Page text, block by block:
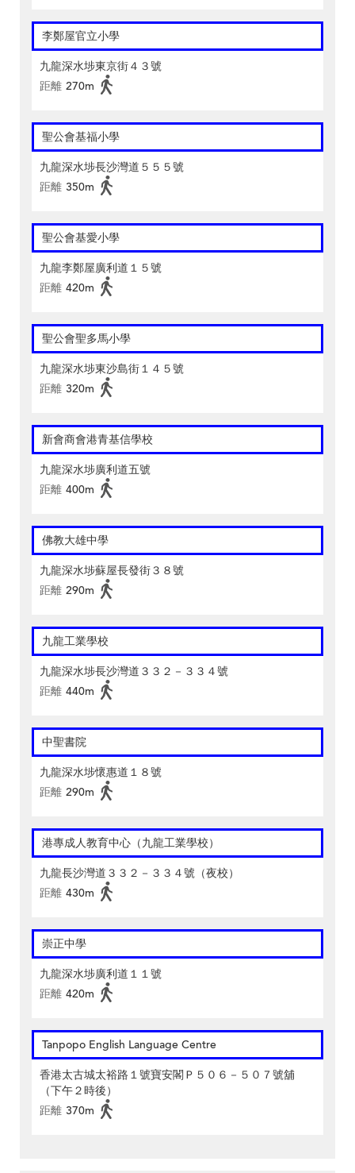
李鄭屋官立小學
九龍深水埗東京街４３號
距離 270m
聖公會基福小學
九龍深水埗長沙灣道５５５號
距離 350m
聖公會基愛小學
九龍李鄭屋廣利道１５號
距離 420m
聖公會聖多馬小學
九龍深水埗東沙島街１４５號
距離 320m
新會商會港青基信學校
九龍深水埗廣利道五號
距離 400m
佛教大雄中學
九龍深水埗蘇屋長發街３８號
距離 290m
九龍工業學校
九龍深水埗長沙灣道３３２－３３４號
距離 440m
中聖書院
九龍深水埗懷惠道１８號
距離 290m
港專成人教育中心（九龍工業學校）
九龍長沙灣道３３２－３３４號（夜校）
距離 430m
崇正中學
九龍深水埗廣利道１１號
距離 420m
Tanpopo English Language Centre
香港太古城太裕路１號寶安閣Ｐ５０６－５０７號舖
（下午２時後）
距離 370m